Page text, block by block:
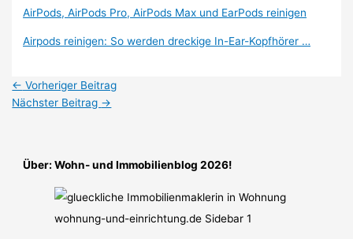
AirPods, AirPods Pro, AirPods Max und EarPods reinigen
Airpods reinigen: So werden dreckige In-Ear-Kopfhörer …
← Vorheriger Beitrag
Nächster Beitrag →
Über: Wohn- und Immobilienblog 2026!